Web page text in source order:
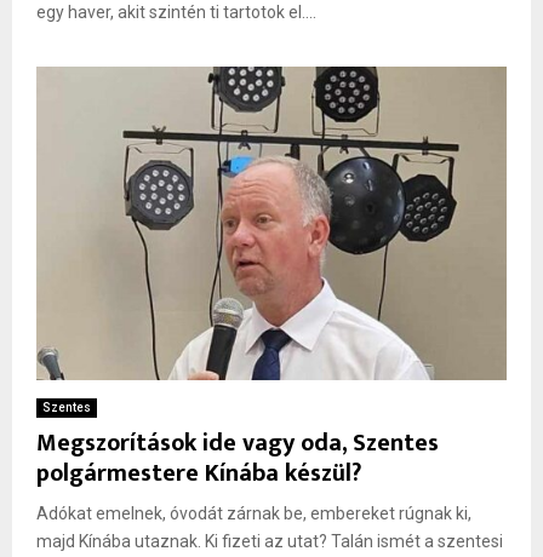
egy haver, akit szintén ti tartotok el....
Szentes
Megszorítások ide vagy oda, Szentes
polgármestere Kínába készül?
Adókat emelnek, óvodát zárnak be, embereket rúgnak ki,
majd Kínába utaznak. Ki fizeti az utat? Talán ismét a szentesi